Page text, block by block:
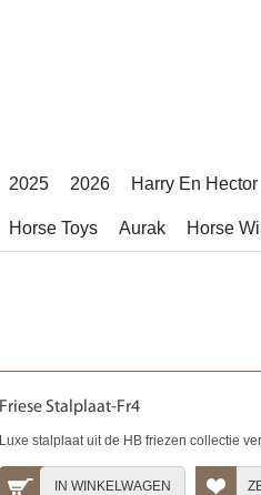
2025 2026 Harry En Hector
Horse Toys Aurak Horse
Friese Stalplaat-Fr4
Luxe stalplaat uit de HB friezen collectie
IN WINKELWAGEN